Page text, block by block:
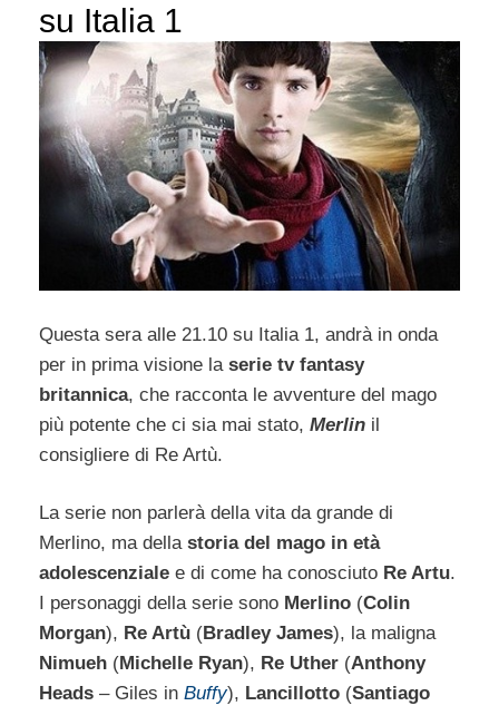
su Italia 1
Questa sera alle 21.10 su Italia 1, andrà in onda
per in prima visione la serie tv fantasy
britannica, che racconta le avventure del mago
più potente che ci sia mai stato, Merlin il
consigliere di Re Artù.
La serie non parlerà della vita da grande di
Merlino, ma della storia del mago in età
adolescenziale e di come ha conosciuto Re Artu.
I personaggi della serie sono Merlino (Colin
Morgan), Re Artù (Bradley James), la maligna
Nimueh (Michelle Ryan), Re Uther (Anthony
Heads – Giles in Buffy), Lancillotto (Santiago